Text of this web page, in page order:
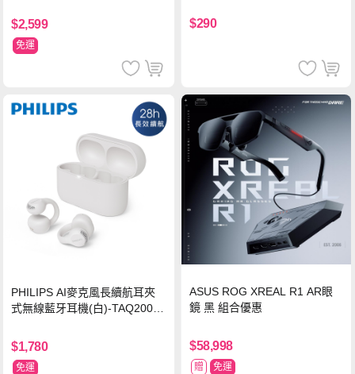
$2,599
免運
$290
PHILIPS AI麥克風長續航耳夾
式無線藍牙耳機(白)-TAQ2000
$1,780
免運
ASUS ROG XREAL R1 AR眼
鏡 黑 組合優惠
$58,998
贈 免運